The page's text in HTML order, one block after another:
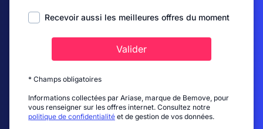
Recevoir aussi les meilleures offres du moment
Valider
* Champs obligatoires
Informations collectées par Ariase, marque de Bemove, pour
vous renseigner sur les offres internet. Consultez notre
politique de confidentialité et de gestion de vos données.